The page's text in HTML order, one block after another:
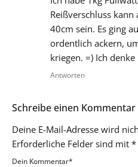
Reißverschluss
40cm sein. Es ging
ordentlich ackern,
kriegen. =) Ich
Antworten
Schreibe einen Kommentar
Deine E-Mail-Adresse wird
Erforderliche Felder sind mit *
Dein Kommentar*